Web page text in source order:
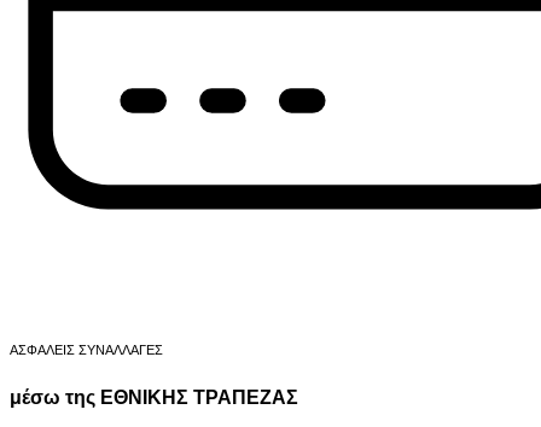
ΑΣΦΑΛΕΙΣ ΣΥΝΑΛΛΑΓΕΣ
μέσω της ΕΘΝΙΚΗΣ ΤΡΑΠΕΖΑΣ